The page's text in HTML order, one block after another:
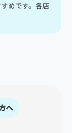
めです。各店
へ